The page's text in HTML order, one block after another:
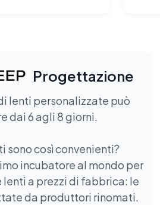
Progettazione
lenti personalizzate può
dai 6 agli 8 giorni.
sono così convenienti?
incubatore al mondo per
a prezzi di fabbrica: le
da produttori rinomati.